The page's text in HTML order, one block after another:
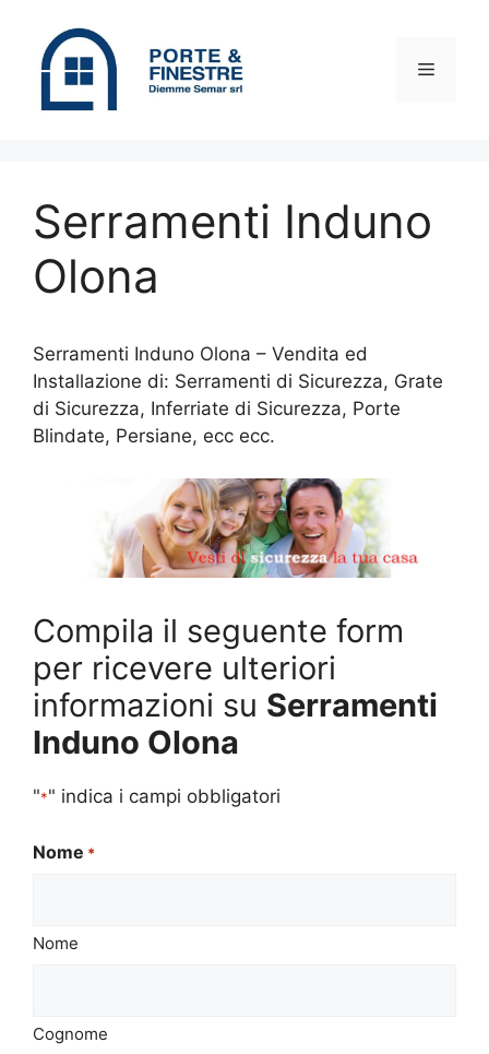
contenuto
Menu
Serramenti Induno
Olona
Serramenti Induno Olona – Vendita ed
Installazione di: Serramenti di Sicurezza, Grate
di Sicurezza, Inferriate di Sicurezza, Porte
Blindate, Persiane, ecc ecc.
Compila il seguente form
per ricevere ulteriori
informazioni su Serramenti
Induno Olona
"*" indica i campi obbligatori
Nome *
Nome
Cognome